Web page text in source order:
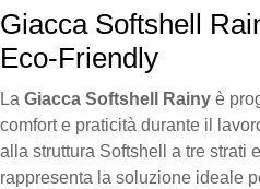
Giacca Softshell
Eco-Friendly
La Giacca Softshell Rainy è
comfort e praticità durante il
alla struttura Softshell a tre strati
rappresenta la soluzione ideale